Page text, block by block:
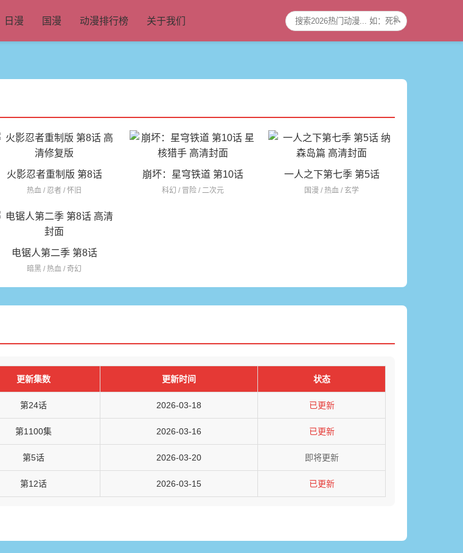
日漫 国漫 动漫排行榜 关于我们 🔍
火影忍者重制版 第8话
热血 / 忍者 / 怀旧
崩坏：星穹铁道 第10话
科幻 / 冒险 / 二次元
一人之下第七季 第5话
国漫 / 热血 / 玄学
电锯人第二季 第8话
暗黑 / 热血 / 奇幻
更新集数 更新时间 状态
第24话 2026-03-18 已更新
第1100集 2026-03-16 已更新
第5话 2026-03-20 即将更新
第12话 2026-03-15 已更新